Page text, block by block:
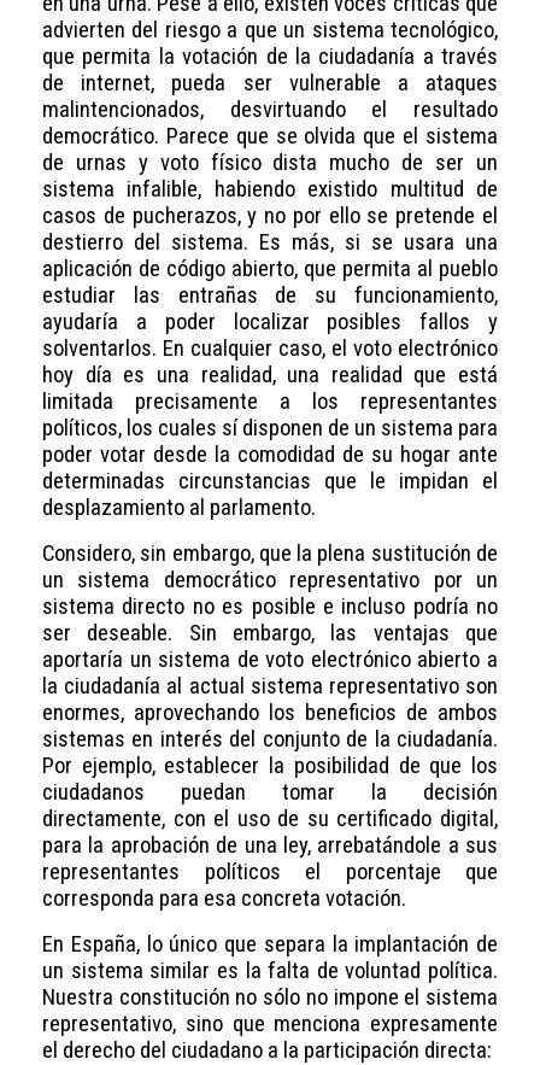
advierten del riesgo a que un sistema tecnológico,
que permita la votación de la ciudadanía a través
de internet, pueda ser vulnerable a ataques
malintencionados, desvirtuando el resultado
democrático. Parece que se olvida que el sistema
de urnas y voto físico dista mucho de ser un
sistema infalible, habiendo existido multitud de
casos de pucherazos, y no por ello se pretende el
destierro del sistema. Es más, si se usara una
aplicación de código abierto, que permita al pueblo
estudiar las entrañas de su funcionamiento,
ayudaría a poder localizar posibles fallos y
solventarlos. En cualquier caso, el voto electrónico
hoy día es una realidad, una realidad que está
limitada precisamente a los representantes
políticos, los cuales sí disponen de un sistema para
poder votar desde la comodidad de su hogar ante
determinadas circunstancias que le impidan el
desplazamiento al parlamento.
Considero, sin embargo, que la plena sustitución de
un sistema democrático representativo por un
sistema directo no es posible e incluso podría no
ser deseable. Sin embargo, las ventajas que
aportaría un sistema de voto electrónico abierto a
la ciudadanía al actual sistema representativo son
enormes, aprovechando los beneficios de ambos
sistemas en interés del conjunto de la ciudadanía.
Por ejemplo, establecer la posibilidad de que los
ciudadanos puedan tomar la decisión
directamente, con el uso de su certificado digital,
para la aprobación de una ley, arrebatándole a sus
representantes políticos el porcentaje que
corresponda para esa concreta votación.
En España, lo único que separa la implantación de
un sistema similar es la falta de voluntad política.
Nuestra constitución no sólo no impone el sistema
representativo, sino que menciona expresamente
el derecho del ciudadano a la participación directa: